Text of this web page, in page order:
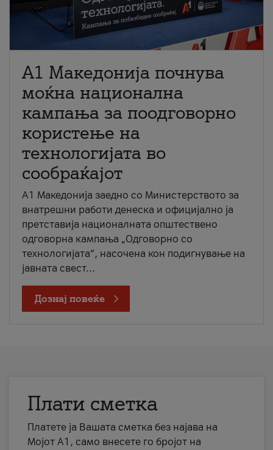
A1 Македонија почнува
моќна национална
кампања за поодговорно
користење на
технологијата во
сообраќајот
A1 Македонија заедно со Министерството за
внатрешни работи денеска и официјално ја
претставија националната општествено
одговорна кампања „Одговорно со
технологијата“, насочена кон подигнување на
јавната свест...
Дознај повеќе
Плати сметка
Платете ја Вашата сметка без најава на
Мојот А1, само внесете го бројот на